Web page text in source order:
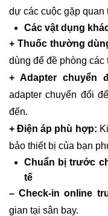
dự các cuộc gặp quan
Các vật dụng
+ Thuốc thường
dùng để đề phòng
+ Adapter chuyển
adapter chuyển đổi
đến.
+ Điện áp phù hợp:
bảo thiết bị của bạn
Chuẩn bị trước
tế
– Check-in online
gian tại sân bay.